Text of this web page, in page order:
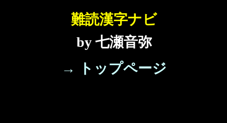
難読漢字ナビ
by 七瀬音弥
→ トップページ